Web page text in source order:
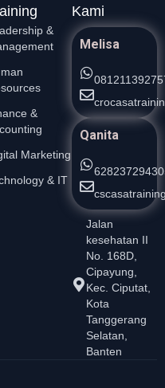
&
&
Marketing
& IT
Kami
Melisa
Qanita
Jalan
kesehatan II
No. 168D,
Cipayung,
Kec. Ciputat,
Kota
Tanggerang
Selatan,
Banten